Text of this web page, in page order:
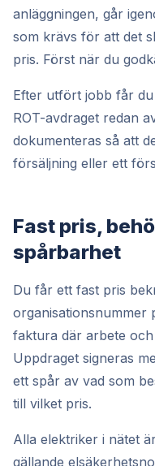
anläggningen, går
som krävs för att det
pris. Först när du
Efter utfört jobb får
ROT-avdraget redan
dokumenteras så att
försäljning eller ett
Fast pris,
spårbarhet
Du får ett fast pris
organisationsnummer
faktura där arbete
Uppdraget signeras
ett spår av vad som
till vilket pris.
Alla elektriker i nätet
gällande